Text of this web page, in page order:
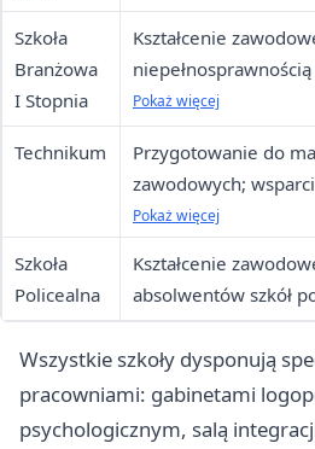
Szkoła
Branżowa
I Stopnia
Kształcenie
przygotowanie do
potwierdzającego
Możliwość praktyk
Pokaż więcej
Technikum
Przygotowanie do
zawodowych;
psychologów,
państwach UE.
Pokaż więcej
Szkoła
Policealna
Kształcenie
absolwentów szkół
Wszystkie szkoły dysponują
pracowniami: gabinetami
psychologicznym, salą